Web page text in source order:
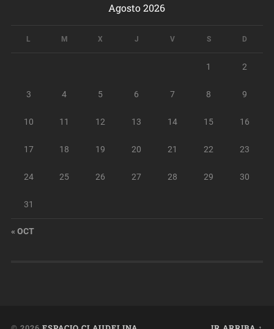
Agosto 2026
L M X J V S D
1 2
3 4 5 6 7 8 9
10 11 12 13 14 15 16
17 18 19 20 21 22 23
24 25 26 27 28 29 30
31
« OCT